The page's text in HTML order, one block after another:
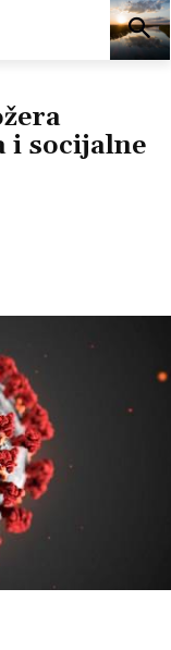
i socijalne